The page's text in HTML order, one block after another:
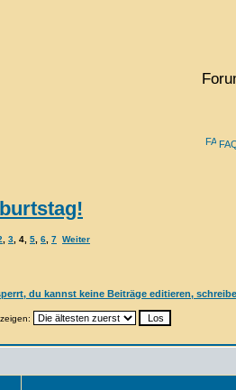
3 4 5 6 7 Weiter